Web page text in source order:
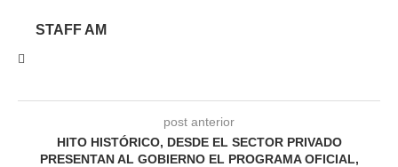
STAFF AM
post anterior
HITO HISTÓRICO, DESDE EL SECTOR PRIVADO
PRESENTAN AL GOBIERNO EL PROGRAMA OFICIAL,